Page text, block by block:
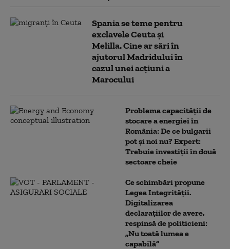
Spania se teme pentru
exclavele Ceuta și
Melilla. Cine ar sări în
ajutorul Madridului în
cazul unei acțiuni a
Marocului
Problema capacității de
stocare a energiei în
România: De ce bulgarii
pot și noi nu? Expert:
Trebuie investiții în două
sectoare cheie
Ce schimbări propune
Legea Integrității.
Digitalizarea
declarațiilor de avere,
respinsă de politicieni:
„Nu toată lumea e
capabilă”